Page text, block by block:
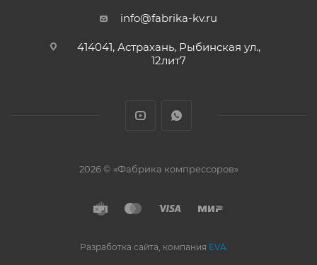
info@fabrika-kv.ru
414041, Астрахань, Рыбинская ул.,
12лит7
2026 © «Фабрика компрессоров»
Разработка сайта, компания EVA